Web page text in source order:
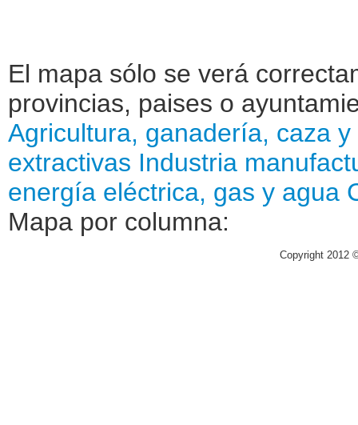
El mapa sólo se verá
provincias, paises o
Agricultura, ganadería, caza
extractivas Industria
energía eléctrica, gas y agua
Mapa por columna:
Copyright 2012